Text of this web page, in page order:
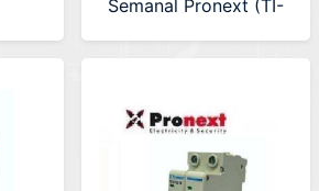
Semanal Pronext (TI-